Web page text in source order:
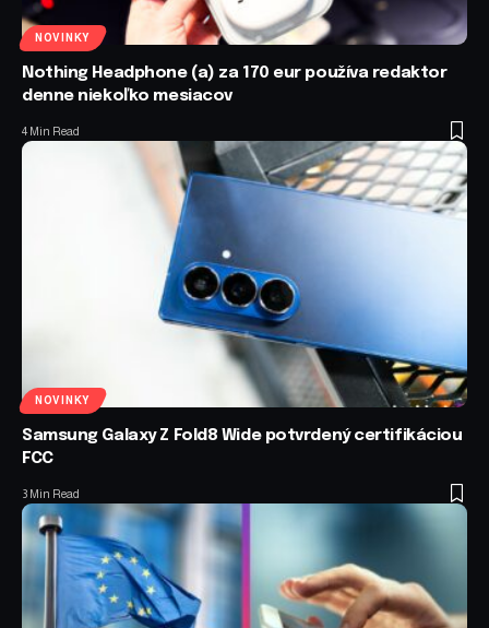
NOVINKY
Nothing Headphone (a) za 170 eur používa redaktor
denne niekoľko mesiacov
4 Min Read
NOVINKY
Samsung Galaxy Z Fold8 Wide potvrdený certifikáciou
FCC
3 Min Read